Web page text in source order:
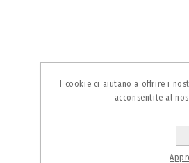
I cookie ci aiutano a offrire i
acconsentite al